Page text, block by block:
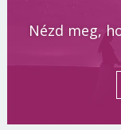
Nézd meg,